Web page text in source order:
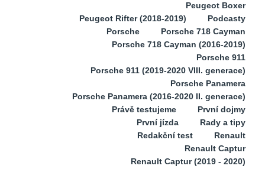
Peugeot Boxer
Peugeot Rifter (2018-2019)
Podcasty
Porsche
Porsche 718 Cayman
Porsche 718 Cayman (2016-2019)
Porsche 911
Porsche 911 (2019-2020 VIII. generace)
Porsche Panamera
Porsche Panamera (2016-2020 II. generace)
Právě testujeme
První dojmy
První jízda
Rady a tipy
Redakční test
Renault
Renault Captur
Renault Captur (2019 - 2020)